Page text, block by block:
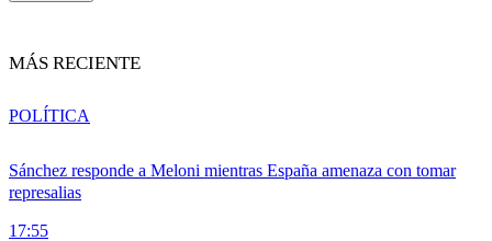
MÁS RECIENTE
Sánchez responde a Meloni mientras España amenaza con tomar
represalias
17:55
POLÍTICA